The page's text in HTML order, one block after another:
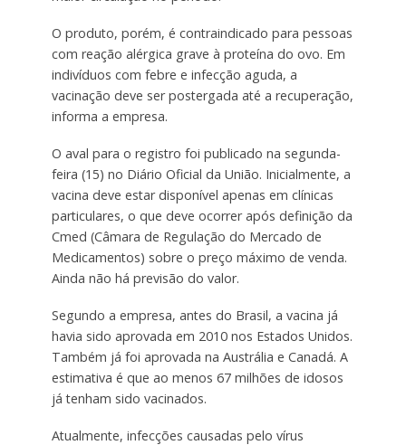
O produto, porém, é contraindicado para pessoas
com reação alérgica grave à proteína do ovo. Em
indivíduos com febre e infecção aguda, a
vacinação deve ser postergada até a recuperação,
informa a empresa.
O aval para o registro foi publicado na segunda-
feira (15) no Diário Oficial da União. Inicialmente, a
vacina deve estar disponível apenas em clínicas
particulares, o que deve ocorrer após definição da
Cmed (Câmara de Regulação do Mercado de
Medicamentos) sobre o preço máximo de venda.
Ainda não há previsão do valor.
Segundo a empresa, antes do Brasil, a vacina já
havia sido aprovada em 2010 nos Estados Unidos.
Também já foi aprovada na Austrália e Canadá. A
estimativa é que ao menos 67 milhões de idosos
já tenham sido vacinados.
Atualmente, infecções causadas pelo vírus